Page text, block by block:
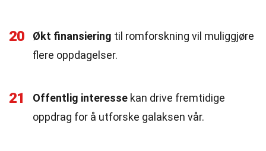
20 Økt finansiering til romforskning vil muliggjøre
flere oppdagelser.
21 Offentlig interesse kan drive fremtidige
oppdrag for å utforske galaksen vår.